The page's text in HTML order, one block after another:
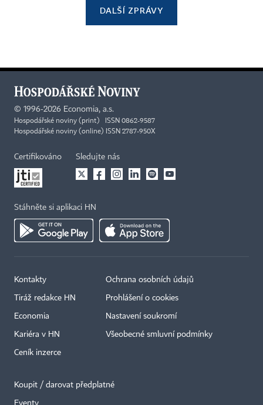
DALŠÍ ZPRÁVY
© 1996-2026 Economia, a.s.
Hospodářské noviny (print) ISSN 0862-9587
Hospodářské noviny (online) ISSN 2787-950X
Certifikováno Sledujte nás
Stáhněte si aplikaci HN
Kontakty
Tiráž redakce HN
Economia
Kariéra v HN
Ceník inzerce
Ochrana osobních údajů
Prohlášení o cookies
Nastavení soukromí
Všeobecné smluvní podmínky
Koupit / darovat předplatné
Eventy